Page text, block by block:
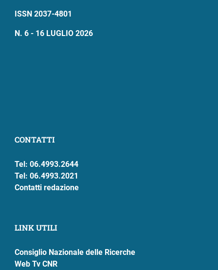
ISSN 2037-4801
N. 6 - 16 LUGLIO 2026
CONTATTI
Tel: 06.4993.2644
Tel: 06.4993.2021
Contatti redazione
LINK UTILI
Consiglio Nazionale delle Ricerche
Web Tv CNR